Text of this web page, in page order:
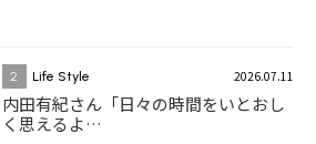
2 Life Style 2026.07.11
内田有紀さん「日々の時間をいとおし
く思えるよ…